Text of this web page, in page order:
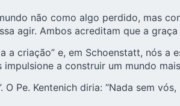
não como algo perdido, mas
agir. Ambos acreditam que a
a criação” e, em Schoenstatt, nós
a construir um mundo
Pe. Kentenich diria: “Nada sem